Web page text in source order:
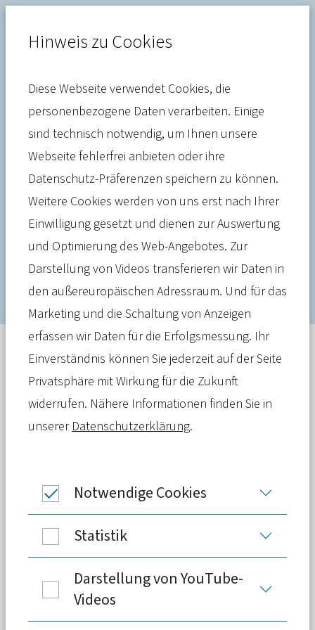
Krankenversicherung
Referentenentwurf des
Bundesministeriums der
Finanzen zum
Jahressteuergesetz 2024
(JStG 2024)
Stellungnahme 27. Mai 2024
Das BMF möchte die Verwaltungspraxis
für Krankenkassenprämien
vereinfachen. Der PKV-Verband weist
für individuelle Präventionsangebote in
der PKV hin. Weiterer Regelungsbedarf
wird bei der Unterstützung von
kapitalgedeckter Pflegevorsorge
gesehen.
Hinweis zu Cookies
Diese Webseite verwendet Cookies, die
personenbezogene Daten verarbeiten. Einige
sind technisch notwendig, um Ihnen unsere
Webseite fehlerfrei anbieten oder ihre
Datenschutz-Präferenzen speichern zu können.
Weitere Cookies werden von uns erst nach Ihrer
Einwilligung gesetzt und dienen zur Auswertung
und Optimierung des Web-Angebotes. Zur
Darstellung von Videos transferieren wir Daten in
den außereuropäischen Adressraum. Und für das
Marketing und die Schaltung von Anzeigen
erfassen wir Daten für die Erfolgsmessung. Ihr
Einverständnis können Sie jederzeit auf der Seite
Privatsphäre mit Wirkung für die Zukunft
widerrufen. Nähere Informationen finden Sie in
unsererDatenschutzerklärung.
Notwendige Cookies
Statistik
Darstellung von YouTube-
Videos